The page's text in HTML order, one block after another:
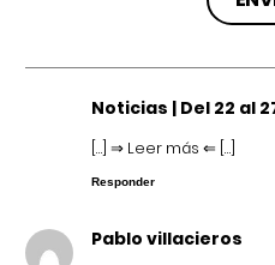
Noticias | Del 22 al
[…] ⇒ Leer más ⇐ […]
Responder
Pablo villacieros